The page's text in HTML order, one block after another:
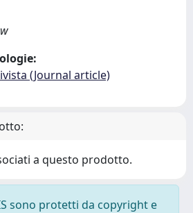
(Journal article)
a questo prodotto.
sono protetti da copyright e